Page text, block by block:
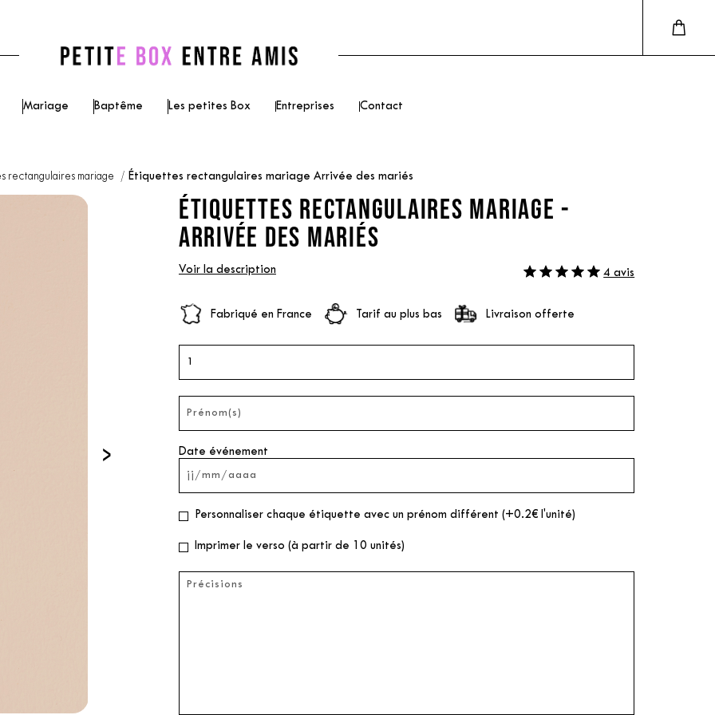
Mariage Baptême Les petites Box Entreprises Contact
rectangulaires mariage Étiquettes rectangulaires mariage Arrivée des mariés
›
ÉTIQUETTES RECTANGULAIRES MARIAGE -
ARRIVÉE DES MARIÉS
Voir la description 4 avis
Fabriqué en France Tarif au plus bas Livraison offerte
Date événement
Personnaliser chaque étiquette avec un prénom différent (+0.2€ l'unité)
Imprimer le verso (à partir de 10 unités)